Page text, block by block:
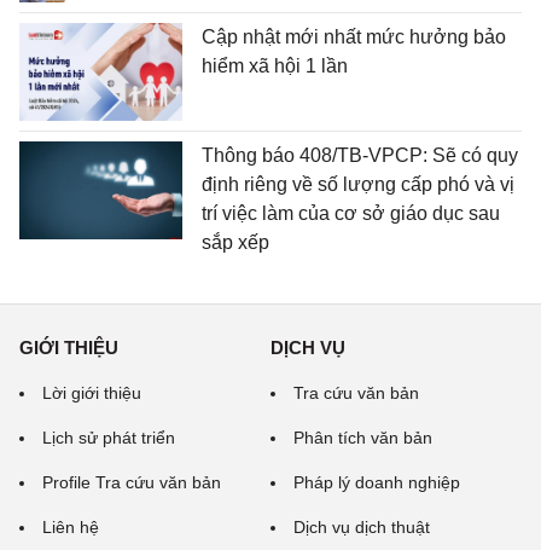
Cập nhật mới nhất mức hưởng bảo
hiểm xã hội 1 lần
Thông báo 408/TB-VPCP: Sẽ có quy
định riêng về số lượng cấp phó và vị
trí việc làm của cơ sở giáo dục sau
sắp xếp
GIỚI THIỆU
Lời giới thiệu
Lịch sử phát triển
Profile Tra cứu văn bản
Liên hệ
DỊCH VỤ
Tra cứu văn bản
Phân tích văn bản
Pháp lý doanh nghiệp
Dịch vụ dịch thuật